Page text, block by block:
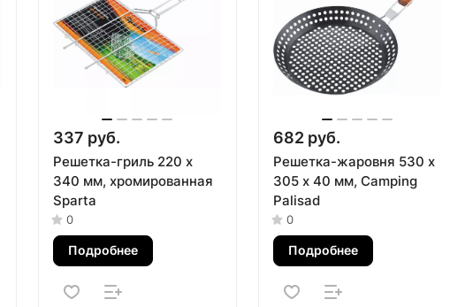
337 руб.
Решетка-гриль 220 х
340 мм, хромированная
Sparta
0
Подробнее
682 руб.
Решетка-жаровня 530 х
305 х 40 мм, Camping
Palisad
0
Подробнее